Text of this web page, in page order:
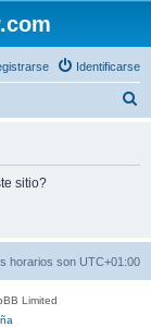
Identificarse
sitio?
horarios son UTC+01:00
Limited